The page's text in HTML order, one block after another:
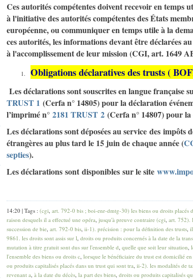
Ces autorités compétentes doivent recevoir en temps
à l'initiative des autorités compétentes des États
européenne, ou communiquer en temps utile à la
ces autorités, les informations devant être déclarées
à l'accomplissement de leur mission (CGI, art. 1649
Obligations déclaratives des trusts (
Les déclarations sont souscrites en langue française
TRUST 1 (Cerfa n° 14805) pour la déclaration
l’imprimé n° 2181 TRUST 2 (Cerfa n° 14807) pour
Les déclarations sont déposées au service des impôts
étrangères au plus tard le 15 juin de chaque année (
septies).
Les déclarations sont disponibles sur le site
14:20 | Tags : (cgi, art. 792-0 bis ; boi-enr-dmtg-30) les biens ou droits placés
raison desquels il a effectué une opéra, jusqu'à preuve contraire (cgi, art. 752).
succession de bie, art. 792-0 bis, ii-1). précision : pour la définition des trusts,
9861. les droits sont assis sur l, droits ou produits concernés à la date de la
mutation à titre gratuit sont dus sur l'ensemble d, quelle que soit leur situation,
l'ensemble des biens ou droits c, lorsque le bénéficiaire du trust est domicilié
ou produits capitalisés placés dans un trust qui sont tra, ii-2). les modalités de
revenant a, à la date du décès, la part des biens, droits ou produits capitalisés